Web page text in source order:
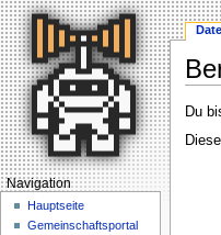
Du
Navigation
Hauptseite
Gemeinschaftsportal